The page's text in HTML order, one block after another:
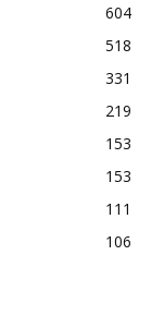
604
518
331
219
153
153
111
106